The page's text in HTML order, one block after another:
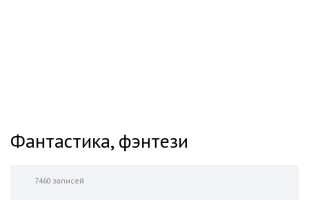
Фантастика, фэнтези
7460 записей